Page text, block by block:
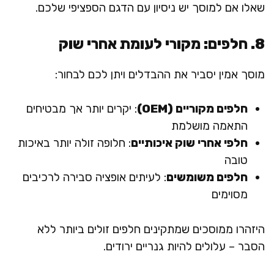
שאלו אם למוסך יש ניסיון עם הדגם הספציפי שלכם.
8. חלפים: מקורי לעומת אחרי שוק
מוסך אמין יסביר את ההבדלים ויתן לכם לבחור:
חלפים מקוריים (OEM)
: יקרים יותר אך מבטיחים
התאמה מושלמת
חלפי אחרי שוק איכותיים: חלופה זולה יותר באיכות
טובה
חלפים משומשים: לעיתים אופציה סבירה לרכיבים
מסוימים
היזהרו ממוסכים שמתקינים חלפים זולים ביותר ללא
הסבר – עלולים להיות גנריים ירודים.